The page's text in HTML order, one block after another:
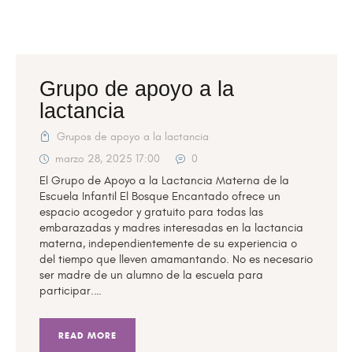
CONTACTO
Grupo de apoyo a la
lactancia
Grupos de apoyo a la lactancia
marzo 28, 2025 17:00
0
El Grupo de Apoyo a la Lactancia Materna de la
Escuela Infantil El Bosque Encantado ofrece un
espacio acogedor y gratuito para todas las
embarazadas y madres interesadas en la lactancia
materna, independientemente de su experiencia o
del tiempo que lleven amamantando. No es necesario
ser madre de un alumno de la escuela para
participar.…
READ MORE